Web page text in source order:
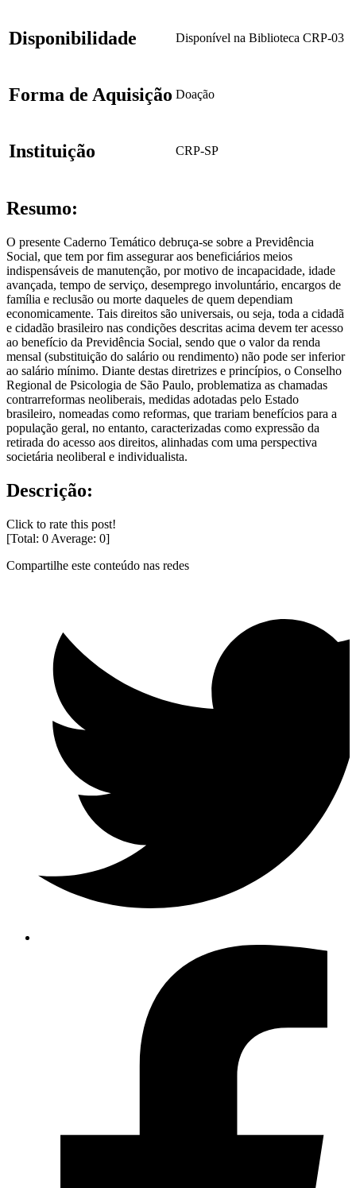
Disponibilidade Disponível na Biblioteca CRP-03
Forma de Aquisição Doação
Instituição CRP-SP
Resumo:
O presente Caderno Temático debruça-se sobre a Previdência
Social, que tem por fim assegurar aos beneficiários meios
indispensáveis de manutenção, por motivo de incapacidade, idade
avançada, tempo de serviço, desemprego involuntário, encargos de
família e reclusão ou morte daqueles de quem dependiam
economicamente. Tais direitos são universais, ou seja, toda a cidadã
e cidadão brasileiro nas condições descritas acima devem ter acesso
ao benefício da Previdência Social, sendo que o valor da renda
mensal (substituição do salário ou rendimento) não pode ser inferior
ao salário mínimo. Diante destas diretrizes e princípios, o Conselho
Regional de Psicologia de São Paulo, problematiza as chamadas
contrarreformas neoliberais, medidas adotadas pelo Estado
brasileiro, nomeadas como reformas, que trariam benefícios para a
população geral, no entanto, caracterizadas como expressão da
retirada do acesso aos direitos, alinhadas com uma perspectiva
societária neoliberal e individualista.
Descrição:
Click to rate this post!
[Total: 0 Average: 0]
Compartilhe este conteúdo nas redes